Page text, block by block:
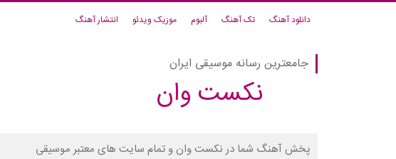
دانلود آهنگ تک آهنگ آلبوم موزیک ویدئو انتشار آهنگ
جامعترین رسانه موسیقی ایران
نکست وان
پخش آهنگ شما در نکست وان و تمام سایت های معتبر موسیقی